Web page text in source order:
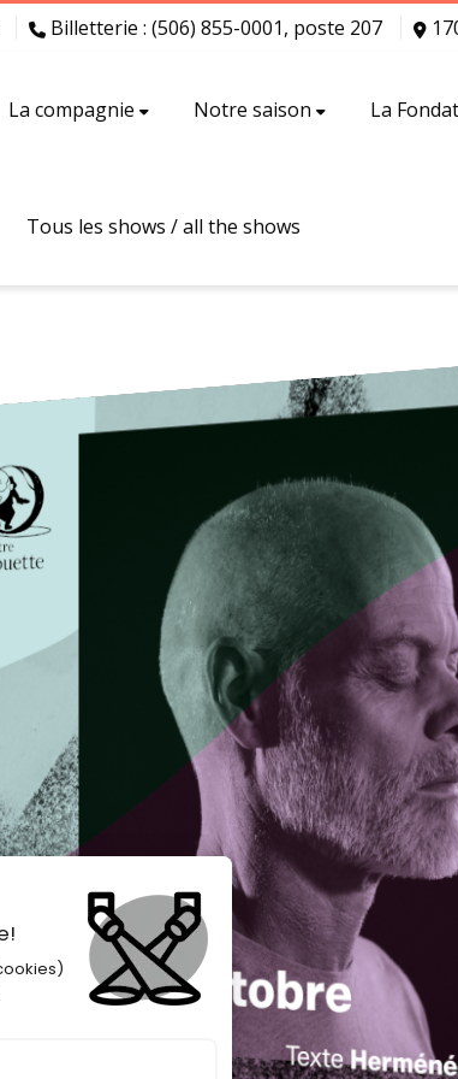
Billetterie : (506) 855-0001, poste 207
La compagnie Notre saison La
Tous les shows / all the shows